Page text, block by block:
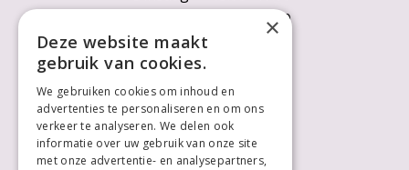
18:00
Donderdag
Vrijdag
Zaterdag
10:00
Zondag
Gesloten
×
Deze website maakt
gebruik van cookies.
We gebruiken cookies om inhoud en
advertenties te personaliseren en om ons
verkeer te analyseren. We delen ook
informatie over uw gebruik van onze site
met onze advertentie- en analysepartners,